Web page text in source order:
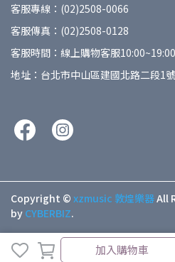
加入購物車
客服專線：(02)2508-0066
客服傳真：(02)2508-0128
客服時間：線上購物客服
地址：台北市中山區建國北路二段1號
Copyright © xzmusic 敦煌樂器All
by CYBERBIZ.